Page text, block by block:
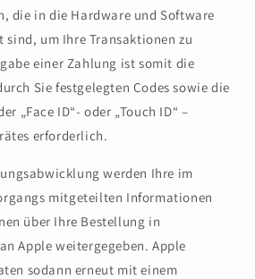
die in die Hardware und Software
sind, um Ihre Transaktionen zu
einer Zahlung ist somit die
Sie festgelegten Codes sowie die
„Face ID“- oder „Touch ID“ –
erforderlich.
werden Ihre im
mitgeteilten Informationen
über Ihre Bestellung in
Apple weitergegeben. Apple
sodann erneut mit einem